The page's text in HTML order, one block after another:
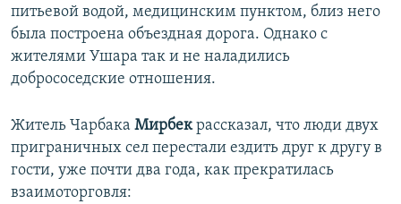
питьевой водой, медицинским пунктом, близ него
была построена объездная дорога. Однако с
жителями Ушара так и не наладились
добрососедские отношения.
Житель Чарбака Мирбекрассказал, что люди двух
приграничных сел перестали ездить друг к другу в
гости, уже почти два года, как прекратилась
взаимоторговля: